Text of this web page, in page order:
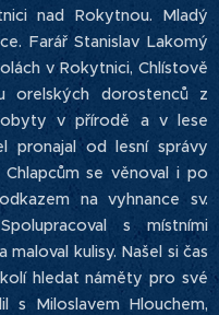
nad Rokytnou. Mladý
Farář Stanislav Lakomý
v Rokytnici, Chlístově
orelských dorostenců z
v přírodě a v lese
pronajal od lesní správy
Chlapcům se věnoval i po
na vyhnance sv.
Spolupracoval s místními
kulisy. Našel si čas
hledat náměty pro své
s Miloslavem Hlouchem,